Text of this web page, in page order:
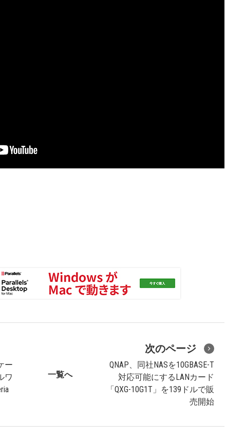
ー
ワ
一覧へ
次のページ
QNAP、同社NASを10GBASE-T
対応可能にするLANカード
「QXG-10G1T」を139ドルで販
売開始